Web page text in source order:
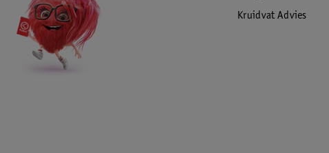
Kruidvat Advies